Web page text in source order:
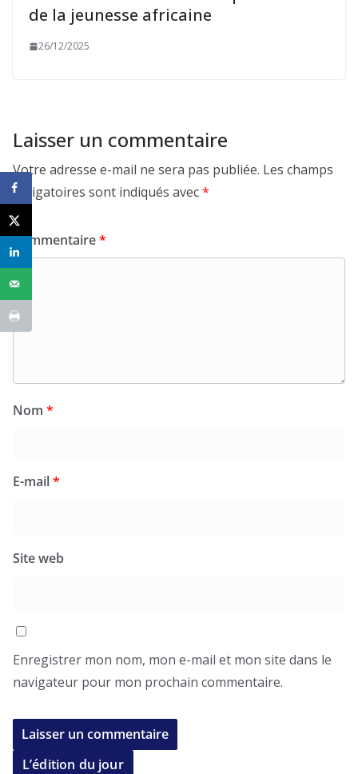
de la jeunesse africaine
26/12/2025
Laisser un commentaire
Votre adresse e-mail ne sera pas publiée. Les champs
obligatoires sont indiqués avec*
Commentaire*
Nom *
E-mail*
Site web
Enregistrer mon nom, mon e-mail et mon site dans le
navigateur pour mon prochain commentaire.
L’édition du jour